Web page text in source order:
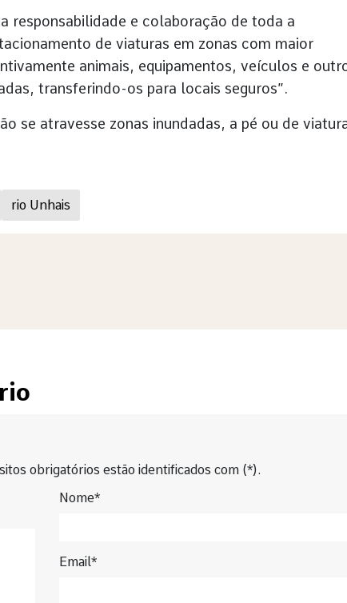
rio Unhais
responsabilidade e colaboração de toda a
de viaturas em zonas com maior
animais, equipamentos, veículos e
transferindo-os para locais seguros”.
se atravesse zonas inundadas, a pé ou de
obrigatórios estão identificados com (*).
Nome*
Email*